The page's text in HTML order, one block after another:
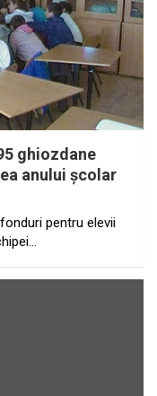
ghiozdane
anului şcolar
pentru elevii